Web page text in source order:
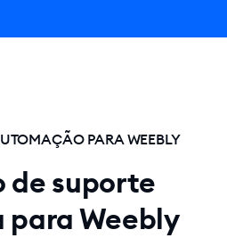
PARA WEEBLY
de suporte
Weebly